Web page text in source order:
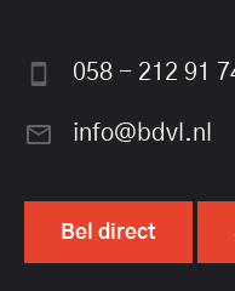
058 - 212 91
info@bdvl.nl
Bel direct